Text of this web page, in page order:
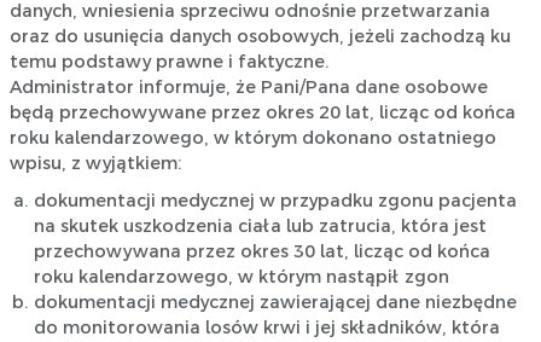
danych, wniesienia sprzeciwu odnośnie przetwarzania
oraz do usunięcia danych osobowych, jeżeli zachodzą ku
temu podstawy prawne i faktyczne.
Administrator informuje, że Pani/Pana dane osobowe
będą przechowywane przez okres 20 lat, licząc od końca
roku kalendarzowego, w którym dokonano ostatniego
wpisu, z wyjątkiem:
dokumentacji medycznej w przypadku zgonu pacjenta
na skutek uszkodzenia ciała lub zatrucia, która jest
przechowywana przez okres 30 lat, licząc od końca
roku kalendarzowego, w którym nastąpił zgon
dokumentacji medycznej zawierającej dane niezbędne
do monitorowania losów krwi i jej składników, która